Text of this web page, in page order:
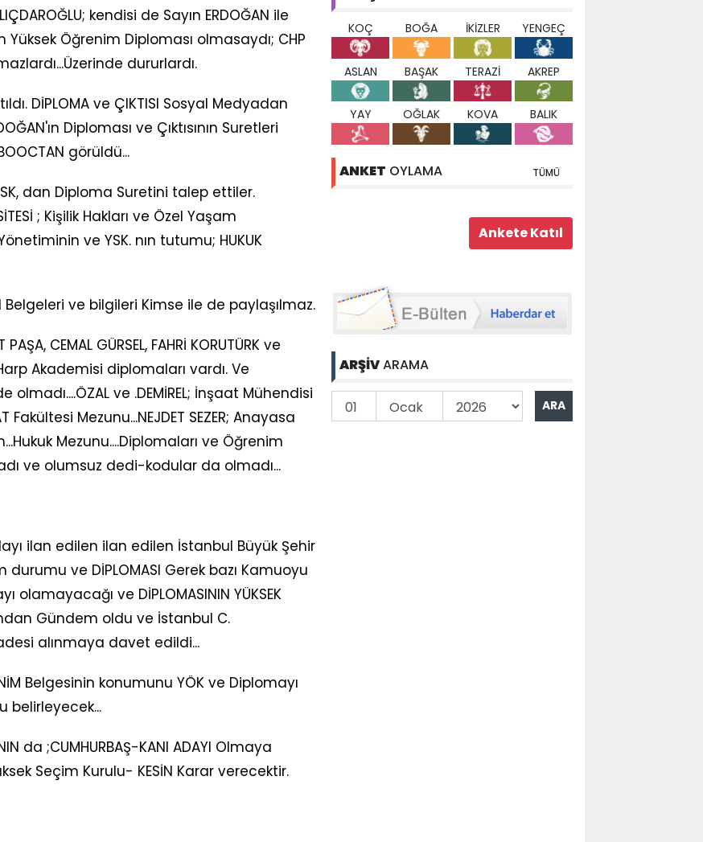
kendisi de Sayın ERDOĞAN ile
Yüksek Öğrenim Diploması olmasaydı; CHP
dururlardı.
DİPLOMA ve ÇIKTISI Sosyal Medyadan
Diploması ve Çıktısının Suretleri
görüldü...
YSK, dan Diploma Suretini talep ettiler.
; Kişilik Hakları ve Özel Yaşam
ve YSK. nın tutumu; HUKUK
Belgeleri ve bilgileri Kimse ile de paylaşılmaz.
CEMAL GÜRSEL, FAHRİ KORUTÜRK ve
Harp Akademisi diplomaları vardı. Ve
ve .DEMİREL; İnşaat Mühendisi
Fakültesi Mezunu...NEJDET SEZER; Anayasa
Mezunu....Diplomaları ve Öğrenim
ve olumsuz dedi-kodular da olmadı...
ilan edilen ilan edilen İstanbul Büyük Şehir
ve DİPLOMASI Gerek bazı Kamuoyu
ve DİPLOMASININ YÜKSEK
Gündem oldu ve İstanbul C.
alınmaya davet edildi...
Belgesinin konumunu YÖK ve Diplomayı
belirleyecek...
da ;CUMHURBAŞ-KANI ADAYI Olmaya
Seçim Kurulu- KESİN Karar verecektir.
KOÇ BOĞA İKİZLER YENGEÇ
ASLAN BAŞAK TERAZİ AKREP
YAY OĞLAK KOVA BALIK
ANKET OYLAMA TÜMÜ
ARŞİVARAMA